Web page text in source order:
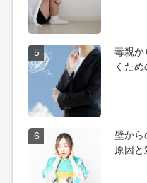
5
毒親か
くた
6
壁から
原因と